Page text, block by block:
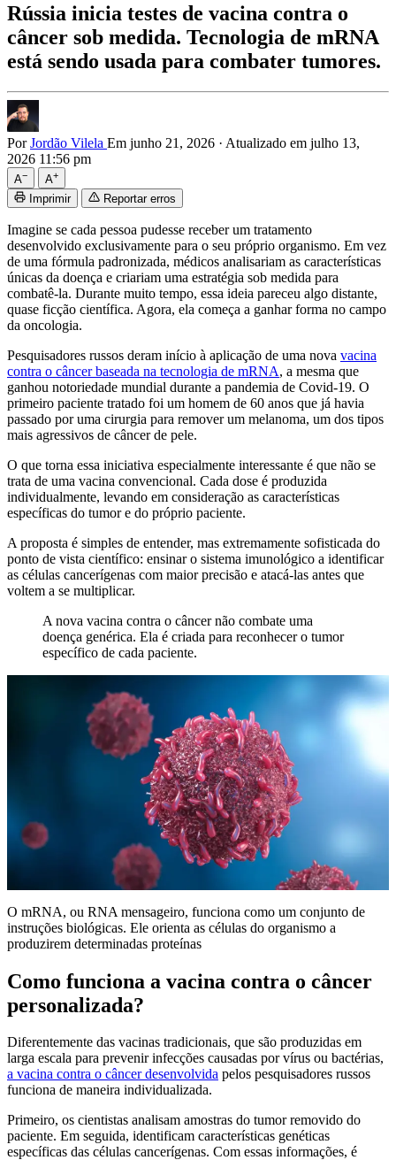
Rússia inicia testes de vacina contra o
câncer sob medida. Tecnologia de mRNA
está sendo usada para combater tumores.
PorJordão Vilela Em junho 21, 2026 · Atualizado em julho 13,
2026 11:56 pm
A− A+
Imprimir Reportar erros
Imagine se cada pessoa pudesse receber um tratamento
desenvolvido exclusivamente para o seu próprio organismo. Em vez
de uma fórmula padronizada, médicos analisariam as características
únicas da doença e criariam uma estratégia sob medida para
combatê-la. Durante muito tempo, essa ideia pareceu algo distante,
quase ficção científica. Agora, ela começa a ganhar forma no campo
da oncologia.
Pesquisadores russos deram início à aplicação de uma nova vacina
contra o câncer baseada na tecnologia de mRNA, a mesma que
ganhou notoriedade mundial durante a pandemia de Covid-19. O
primeiro paciente tratado foi um homem de 60 anos que já havia
passado por uma cirurgia para remover um melanoma, um dos tipos
mais agressivos de câncer de pele.
O que torna essa iniciativa especialmente interessante é que não se
trata de uma vacina convencional. Cada dose é produzida
individualmente, levando em consideração as características
específicas do tumor e do próprio paciente.
A proposta é simples de entender, mas extremamente sofisticada do
ponto de vista científico: ensinar o sistema imunológico a identificar
as células cancerígenas com maior precisão e atacá-las antes que
voltem a se multiplicar.
A nova vacina contra o câncer não combate uma
doença genérica. Ela é criada para reconhecer o tumor
específico de cada paciente.
O mRNA, ou RNA mensageiro, funciona como um conjunto de
instruções biológicas. Ele orienta as células do organismo a
produzirem determinadas proteínas
Como funciona a vacina contra o câncer
personalizada?
Diferentemente das vacinas tradicionais, que são produzidas em
larga escala para prevenir infecções causadas por vírus ou bactérias,
a vacina contra o câncer desenvolvida pelos pesquisadores russos
funciona de maneira individualizada.
Primeiro, os cientistas analisam amostras do tumor removido do
paciente. Em seguida, identificam características genéticas
específicas das células cancerígenas. Com essas informações, é